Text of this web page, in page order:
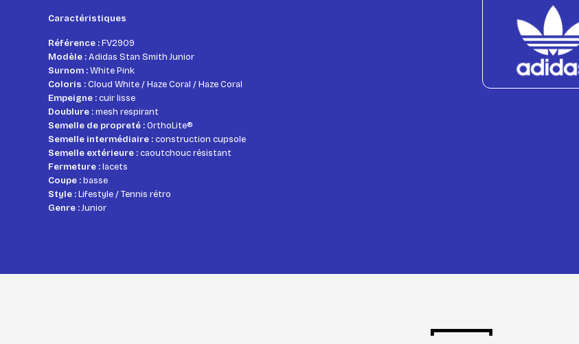
Caractéristiques
Référence :FV2909
Modèle :Adidas Stan Smith Junior
Surnom :White Pink
Coloris :Cloud White / Haze Coral / Haze Coral
Empeigne :cuir lisse
Doublure :mesh respirant
Semelle de propreté :OrthoLite®
Semelle intermédiaire :construction cupsole
Semelle extérieure :caoutchouc résistant
Fermeture :lacets
Coupe :basse
Style :Lifestyle / Tennis rétro
Genre :Junior